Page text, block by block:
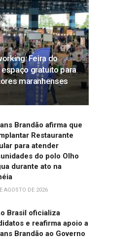
Feira do
gratuito para
maranhenses
Brandão afirma que
Restaurante
para atender
do polo Olho
durante ato na
AGOSTO DE 2026
Brasil oficializa
e reafirma apoio a
Brandão ao Governo